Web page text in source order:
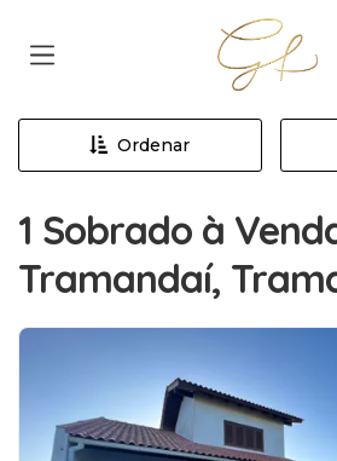
Página
Ordenar
1 Sobrado à
Tramandaí,